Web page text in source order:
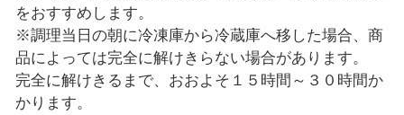
をおすすめします。
※調理当日の朝に冷凍庫から冷蔵庫へ移した場合、商
品によっては完全に解けきらない場合があります。
完全に解けきるまで、おおよそ１５時間～３０時間か
かります。